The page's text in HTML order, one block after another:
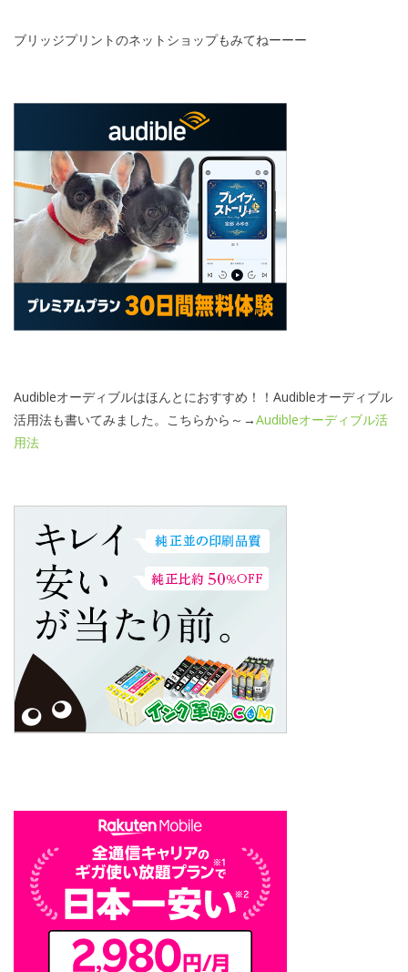
ブリッジプリントのネットショップもみてねーーー
Audibleオーディブルはほんとにおすすめ！！Audibleオーディブル
活用法も書いてみました。こちらから～→Audibleオーディブル活
用法